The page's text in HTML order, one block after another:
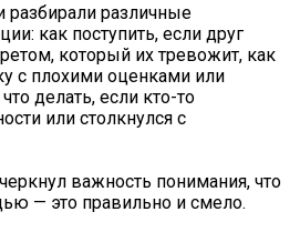
разбирали различные
как поступить, если друг
который их тревожит, как
с плохими оценками или
делать, если кто-то
или столкнулся с
важность понимания, что
— это правильно и смело.